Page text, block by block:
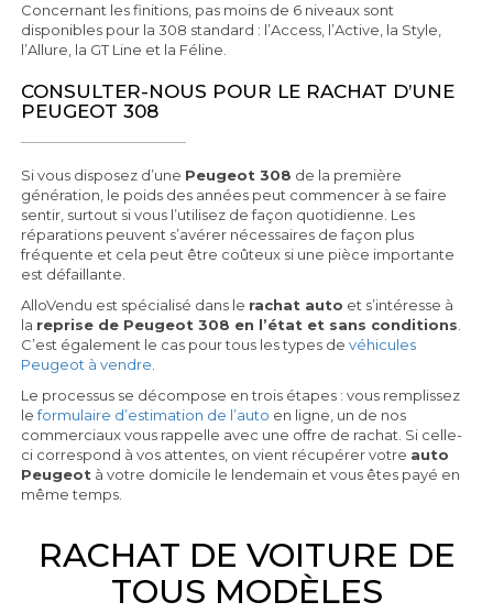
Concernant les finitions, pas moins de 6 niveaux sont
disponibles pour la 308 standard : l’Access, l’Active, la Style,
l’Allure, la GT Line et la Féline.
CONSULTER-NOUS POUR LE RACHAT D’UNE
PEUGEOT 308
Si vous disposez d’une Peugeot 308 de la première
génération, le poids des années peut commencer à se faire
sentir, surtout si vous l’utilisez de façon quotidienne. Les
réparations peuvent s’avérer nécessaires de façon plus
fréquente et cela peut être coûteux si une pièce importante
est défaillante.
AlloVendu est spécialisé dans le rachat auto et s’intéresse à
la reprise de Peugeot 308 en l’état et sans conditions
C’est également le cas pour tous les types devéhicules
Peugeot à vendre
Le processus se décompose en trois étapes : vous remplissez
leformulaire d’estimation de l’auto en ligne, un de nos
commerciaux vous rappelle avec une offre de rachat. Si celle-
ci correspond à vos attentes, on vient récupérer votre auto
Peugeot à votre domicile le lendemain et vous êtes payé en
même temps.
RACHAT DE VOITURE DE
TOUS MODÈLES